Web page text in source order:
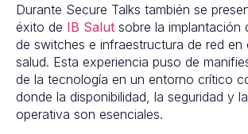
Durante Secure Talks también se
éxito de IB Salut sobre la implantación
de switches e infraestructura de red en
salud. Esta experiencia puso de
de la tecnología en un entorno crítico
donde la disponibilidad, la seguridad y
operativa son esenciales.